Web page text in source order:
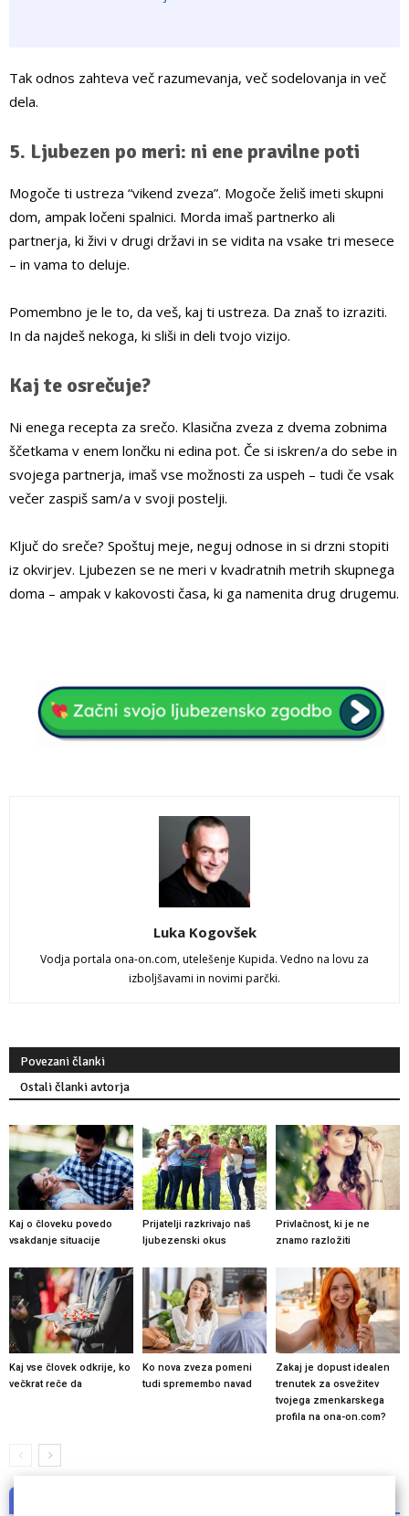
Tak odnos zahteva več razumevanja, več sodelovanja in več
dela.
5. Ljubezen po meri: ni ene pravilne poti
Mogoče ti ustreza “vikend zveza”. Mogoče želiš imeti skupni
dom, ampak ločeni spalnici. Morda imaš partnerko ali
partnerja, ki živi v drugi državi in se vidita na vsake tri mesece
– in vama to deluje.
Pomembno je le to, da veš, kaj ti ustreza. Da znaš to izraziti.
In da najdeš nekoga, ki sliši in deli tvojo vizijo.
Kaj te osrečuje?
Ni enega recepta za srečo. Klasična zveza z dvema zobnima
ščetkama v enem lončku ni edina pot. Če si iskren/a do sebe in
svojega partnerja, imaš vse možnosti za uspeh – tudi če vsak
večer zaspiš sam/a v svoji postelji.
Ključ do sreče? Spoštuj meje, neguj odnose in si drzni stopiti
iz okvirjev. Ljubezen se ne meri v kvadratnih metrih skupnega
doma – ampak v kakovosti časa, ki ga namenita drug drugemu.
Luka Kogovšek
Vodja portala ona-on.com, utelešenje Kupida. Vedno na lovu za
izboljšavami in novimi parčki.
Povezani članki
Ostali članki avtorja
Kaj o človeku povedo
vsakdanje situacije
Prijatelji razkrivajo naš
ljubezenski okus
Privlačnost, ki je ne
znamo razložiti
Kaj vse človek odkrije, ko
večkrat reče da
Ko nova zveza pomeni
tudi spremembo navad
Zakaj je dopust idealen
trenutek za osvežitev
tvojega zmenkarskega
profila na ona-on.com?